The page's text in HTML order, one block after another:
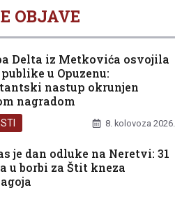
OBJAVE
Delta iz Metkovića osvojila
u Opuzenu:
nastup okrunjen
nagradom
8. kolovoza 2026.
je dan odluke na Neretvi: 31
u borbi za Štit kneza